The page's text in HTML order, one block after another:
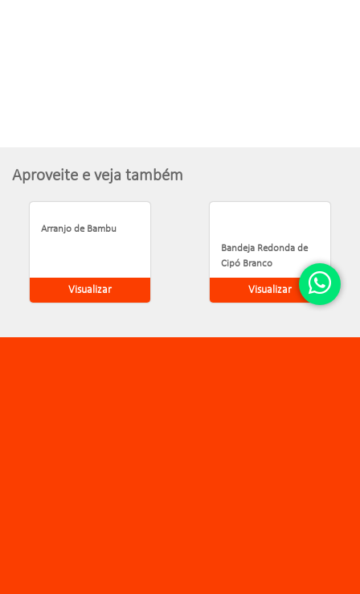
Aproveite e veja também
Arranjo de Bambu
Visualizar
Bandeja Redonda de
Cipó Branco
Visualizar